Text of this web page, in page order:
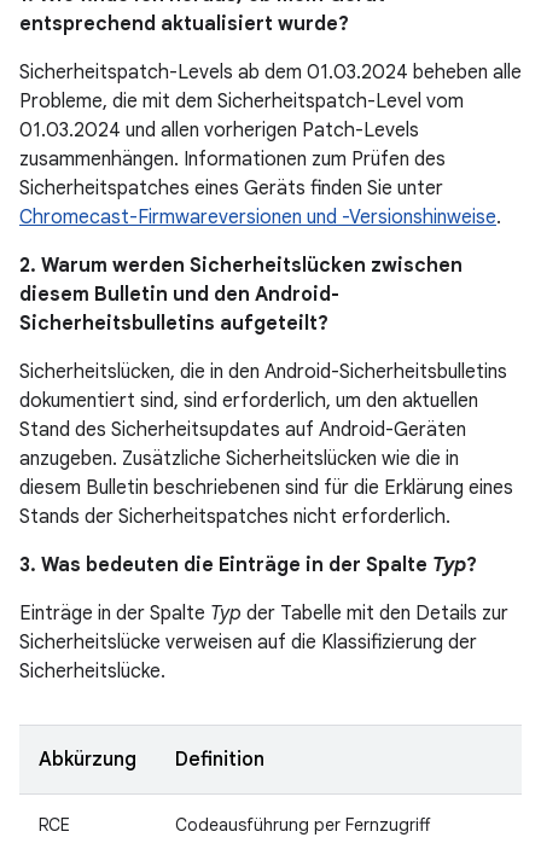
entsprechend aktualisiert wurde?
Sicherheitspatch-Levels ab dem 01.03.2024 beheben alle
Probleme, die mit dem Sicherheitspatch-Level vom
01.03.2024 und allen vorherigen Patch-Levels
zusammenhängen. Informationen zum Prüfen des
Sicherheitspatches eines Geräts finden Sie unter
Chromecast-Firmwareversionen und -Versionshinweise.
2. Warum werden Sicherheitslücken zwischen
diesem Bulletin und den Android-
Sicherheitsbulletins aufgeteilt?
Sicherheitslücken, die in den Android-Sicherheitsbulletins
dokumentiert sind, sind erforderlich, um den aktuellen
Stand des Sicherheitsupdates auf Android-Geräten
anzugeben. Zusätzliche Sicherheitslücken wie die in
diesem Bulletin beschriebenen sind für die Erklärung eines
Stands der Sicherheitspatches nicht erforderlich.
3. Was bedeuten die Einträge in der Spalte Typ?
Einträge in der Spalte Typ der Tabelle mit den Details zur
Sicherheitslücke verweisen auf die Klassifizierung der
Sicherheitslücke.
Abkürzung Definition
RCE Codeausführung per Fernzugriff